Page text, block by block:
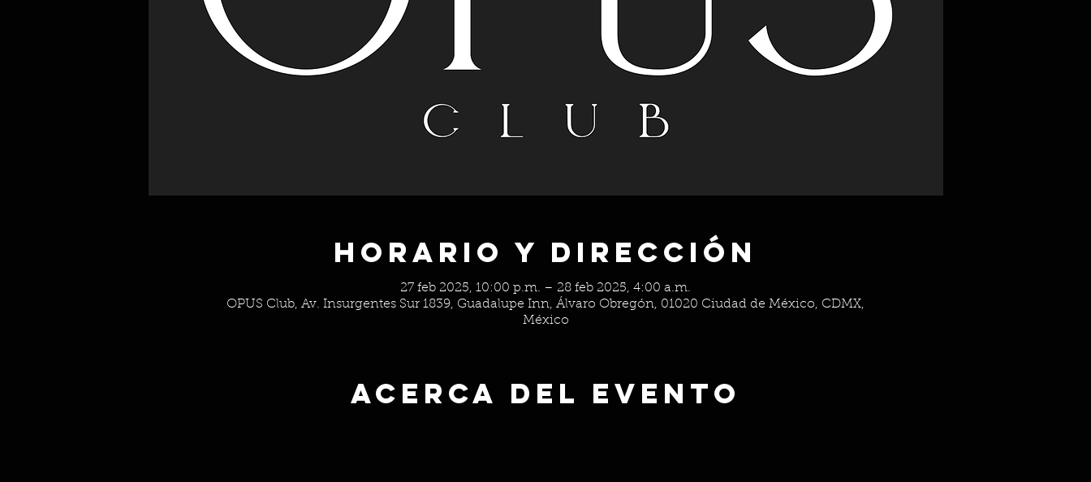
Horario y Dirección
27 feb 2025, 10:00 p.m. – 28 feb 2025, 4:00 a.m.
OPUS Club, Av. Insurgentes Sur 1839, Guadalupe Inn, Álvaro Obregón, 01020 Ciudad de México, CDMX,
México
Acerca del evento